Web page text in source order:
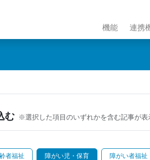
機能 連携
む ※選択した項目のいずれかを含む記事が表
者福祉 障がい児・保育 障がい者福祉